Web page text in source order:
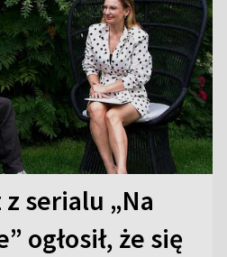
serialu „Na
ogłosił, że się